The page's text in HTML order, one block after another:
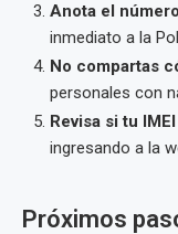
Anota el
inmediato a la
No compartas
personales con
Revisa si tu
ingresando a la
Próximos